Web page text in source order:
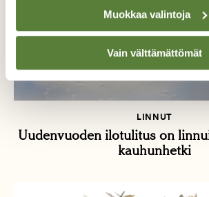
Muokkaa valintoja
Vain välttämättömät
LINNUT
Uudenvuoden ilotulitus on
kauhunhetki